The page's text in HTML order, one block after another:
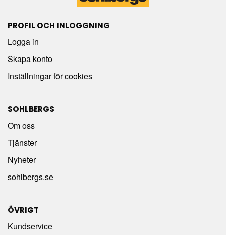
PROFIL OCH INLOGGNING
Logga in
Skapa konto
Inställningar för cookies
SOHLBERGS
Om oss
Tjänster
Nyheter
sohlbergs.se
ÖVRIGT
Kundservice